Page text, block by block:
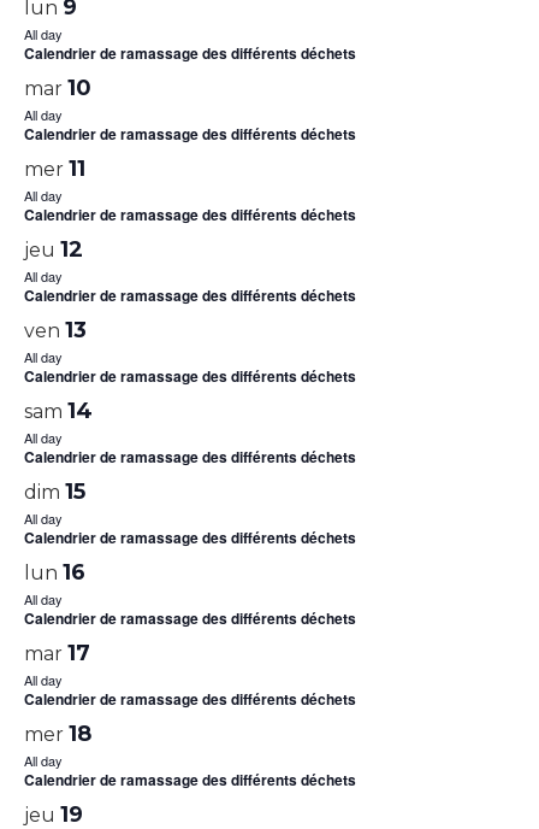
lun 9
All day
Calendrier de ramassage des différents déchets
mar 10
All day
Calendrier de ramassage des différents déchets
mer 11
All day
Calendrier de ramassage des différents déchets
jeu 12
All day
Calendrier de ramassage des différents déchets
ven 13
All day
Calendrier de ramassage des différents déchets
sam 14
All day
Calendrier de ramassage des différents déchets
dim 15
All day
Calendrier de ramassage des différents déchets
lun 16
All day
Calendrier de ramassage des différents déchets
mar 17
All day
Calendrier de ramassage des différents déchets
mer 18
All day
Calendrier de ramassage des différents déchets
jeu 19